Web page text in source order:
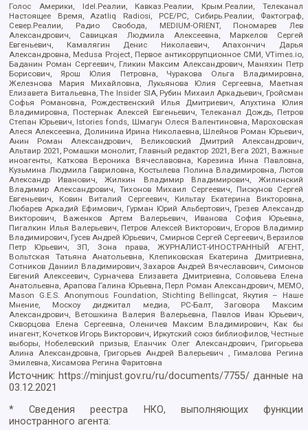
Голос Америки, Idel.Реалии, Кавказ.Реалии, Крым.Реалии, Телеканал
Настоящее Время, Azatliq Radiosi, PCE/PC, Сибирь.Реалии, Фактограф,
Север.Реалии, Радио Свобода, MEDIUM-ORIENT, Пономарев Лев
Александрович, Савицкая Людмила Алексеевна, Маркелов Сергей
Евгеньевич, Камалягин Денис Николаевич, Апахончич Дарья
Александровна, Medusa Project, Первое антикоррупционное СМИ, VTimes.io,
Баданин Роман Сергеевич, Гликин Максим Александрович, Маняхин Петр
Борисович, Ярош Юлия Петровна, Чуракова Ольга Владимировна,
Железнова Мария Михайловна, Лукьянова Юлия Сергеевна, Маетная
Елизавета Витальевна, The Insider SIA, Рубин Михаил Аркадьевич, Гройсман
Софья Романовна, Рождественский Илья Дмитриевич, Апухтина Юлия
Владимировна, Постернак Алексей Евгеньевич, Телеканал Дождь, Петров
Степан Юрьевич, Istories fonds, Шмагун Олеся Валентиновна, Мароховская
Алеся Алексеевна, Долинина Ирина Николаевна, Шлейнов Роман Юрьевич,
Анин Роман Александрович, Великовский Дмитрий Александрович,
Альтаир 2021, Ромашки монолит, Главный редактор 2021, Вега 2021, Важные
иноагенты, Каткова Вероника Вячеславовна, Карезина Инна Павловна,
Кузьмина Людмила Гавриловна, Костылева Полина Владимировна, Лютов
Александр Иванович, Жилкин Владимир Владимирович, Жилинский
Владимир Александрович, Тихонов Михаил Сергеевич, Пискунов Сергей
Евгеньевич, Ковин Виталий Сергеевич, Кильтау Екатерина Викторовна,
Любарев Аркадий Ефимович, Гурман Юрий Альбертович, Грезев Александр
Викторович, Важенков Артем Валерьевич, Иванова София Юрьевна,
Пигалкин Илья Валерьевич, Петров Алексей Викторович, Егоров Владимир
Владимирович, Гусев Андрей Юрьевич, Смирнов Сергей Сергеевич, Верзилов
Петр Юрьевич, ЗП, Зона права, ЖУРНАЛИСТ-ИНОСТРАННЫЙ АГЕНТ,
Вольтская Татьяна Анатольевна, Клепиковская Екатерина Дмитриевна,
Сотников Даниил Владимирович, Захаров Андрей Вячеславович, Симонов
Евгений Алексеевич, Сурначева Елизавета Дмитриевна, Соловьева Елена
Анатольевна, Арапова Галина Юрьевна, Перл Роман Александрович, МЕМО,
Mason G.E.S. Anonymous Foundation, Stichting Bellingcat, Якутия – Наше
Мнение, Москоу диджитал медиа, РС-Балт, Заговора Максим
Александрович, Ветошкина Валерия Валерьевна, Павлов Иван Юрьевич,
Скворцова Елена Сергеевна, Оленичев Максим Владимирович, Как бы
инагент, Кочетков Игорь Викторович, Иркутский союз библиофилов, Честные
выборы, Нобелевский призыв, Еланчик Олег Александрович, Григорьева
Алина Александровна, Григорьев Андрей Валерьевич , Гималова Регина
Эмилевна, Хисамова Регина Фаритовна
Источник: https://minjust.gov.ru/ru/documents/7755/ данные на
03.12.2021
* Сведения реестра НКО, выполняющих функции
иностранного агента: